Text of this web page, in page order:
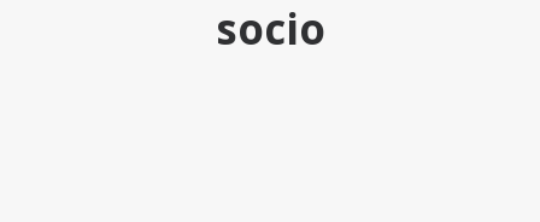
TRANSACCIONES RELEVANTES
socio